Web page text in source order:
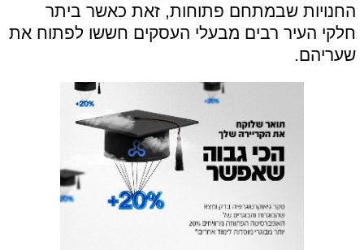
החנויות שבמתחם פתוחות, זאת כאשר ביתר
חלקי העיר רבים מבעלי העסקים חששו לפתוח את
שעריהם.